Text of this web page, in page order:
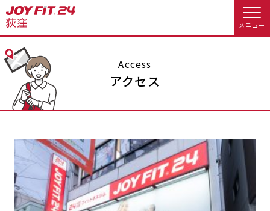
メニュー
店舗トップ
会員様へのお知らせ 休会お手続き
オプション料金 アクセス
入会のお手続きをする
入会するトップ
Access
アクセス